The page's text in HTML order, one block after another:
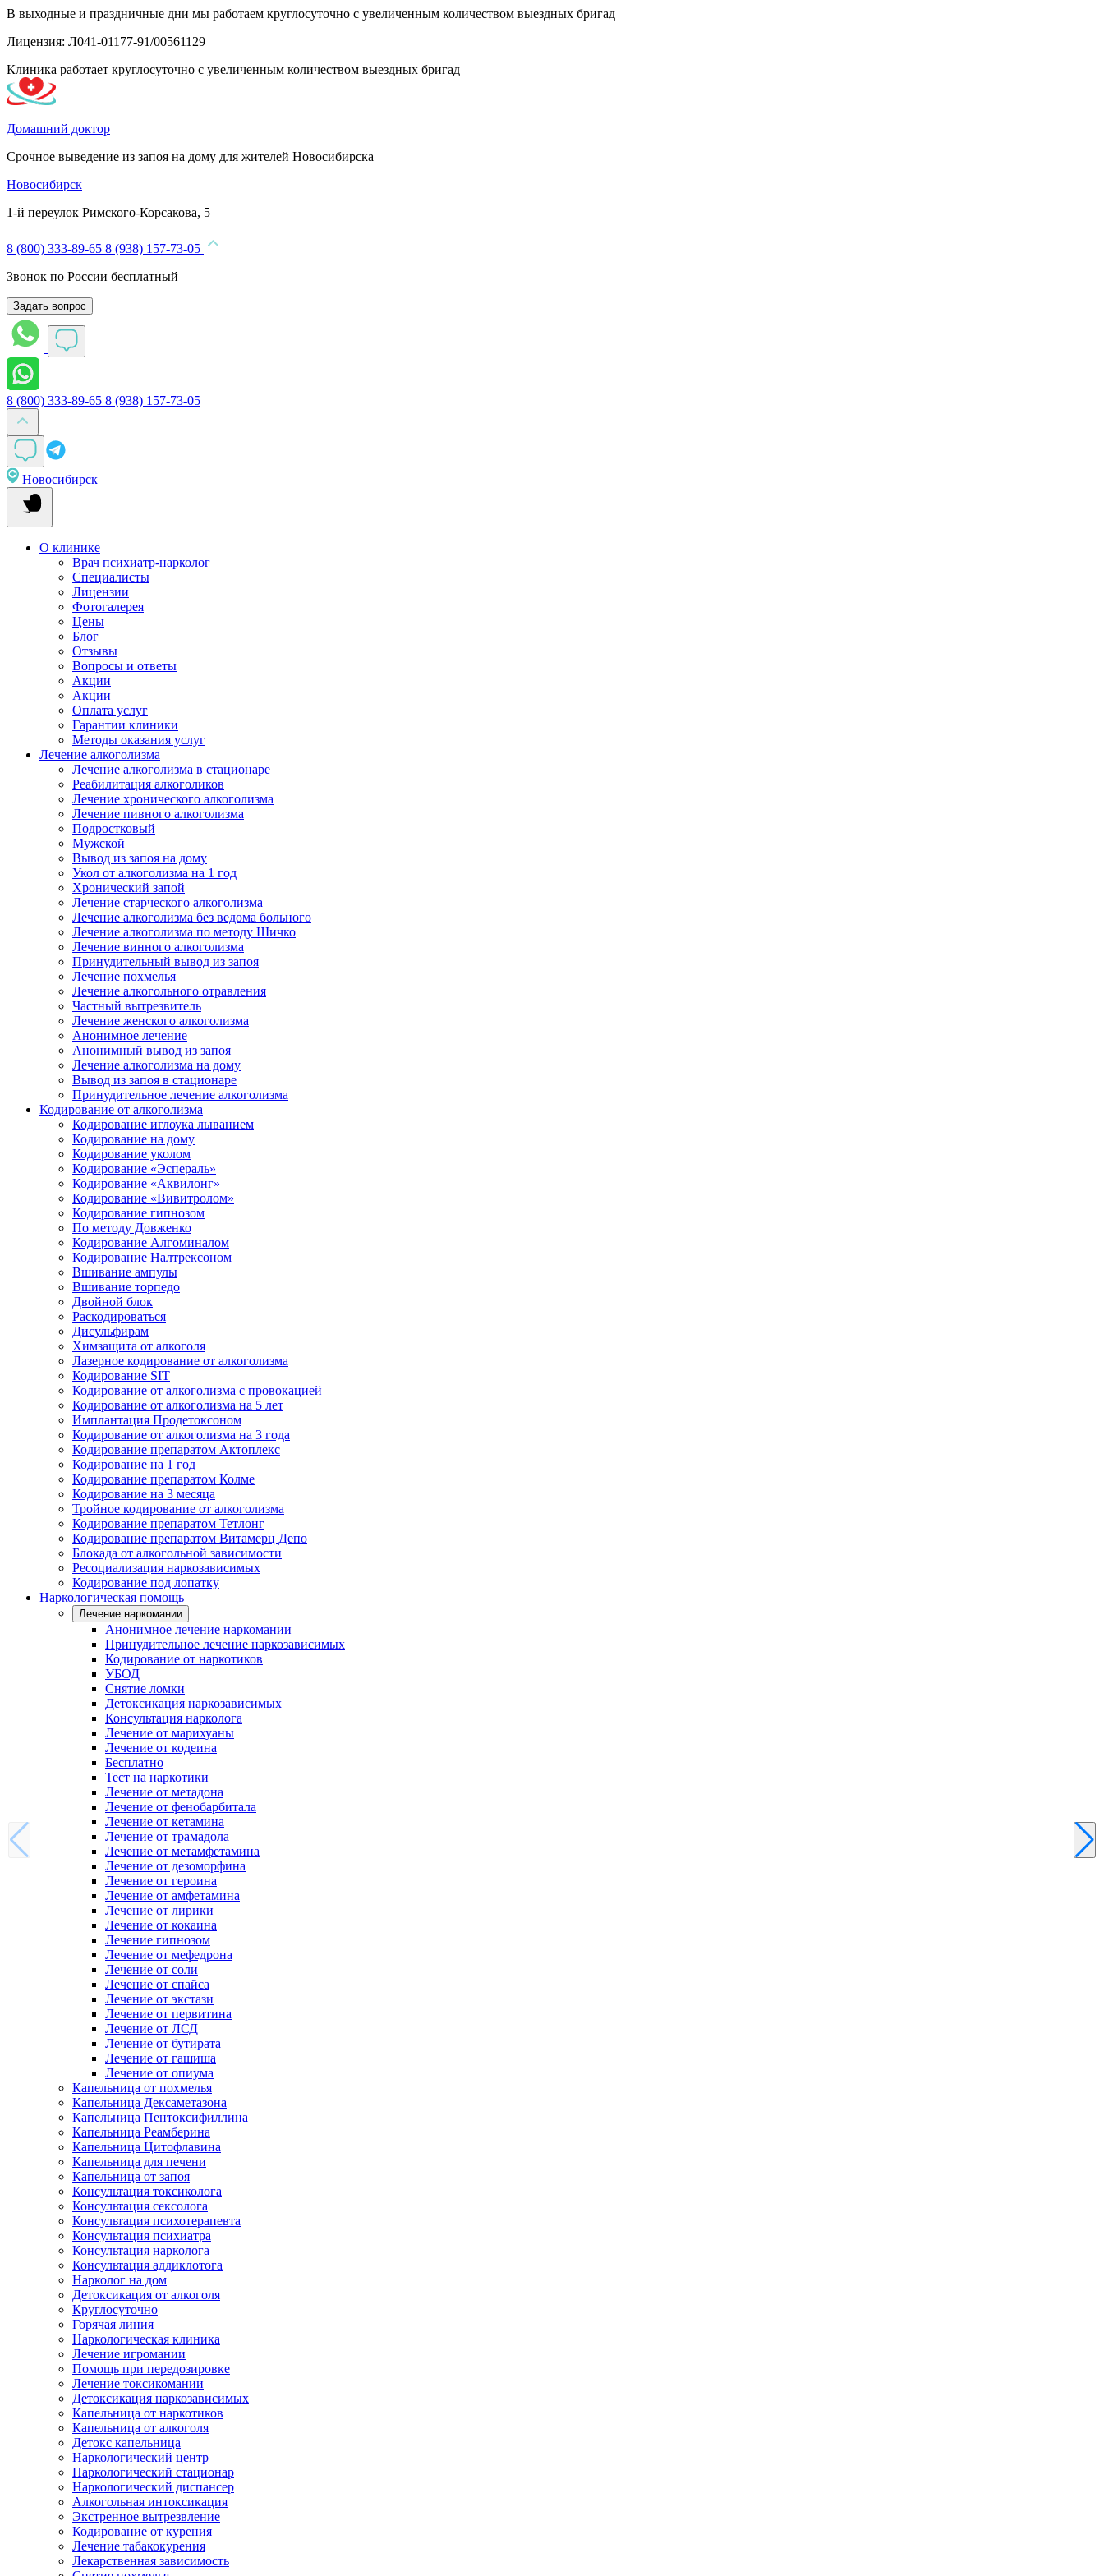
В выходные и праздничные дни мы работаем круглосуточно с увеличенным количеством выездных бригад
Лицензия: Л041-01177-91/00561129
Клиника работает круглосуточно с увеличенным количеством выездных бригад
Домашний доктор
Срочное выведение из запоя на дому для жителей Новосибирска
Новосибирск
1-й переулок Римского-Корсакова, 5
8 (800) 333-89-65 8 (938) 157-73-05
Звонок по России бесплатный
Задать вопрос
8 (800) 333-89-65 8 (938) 157-73-05
Новосибирск
О клинике
Врач психиатр-нарколог
Специалисты
Лицензии
Фотогалерея
Цены
Блог
Отзывы
Вопросы и ответы
Акции
Акции
Оплата услуг
Гарантии клиники
Методы оказания услуг
Лечение алкоголизма
Лечение алкоголизма в стационаре
Реабилитация алкоголиков
Лечение хронического алкоголизма
Лечение пивного алкоголизма
Подростковый
Мужской
Вывод из запоя на дому
Укол от алкоголизма на 1 год
Хронический запой
Лечение старческого алкоголизма
Лечение алкоголизма без ведома больного
Лечение алкоголизма по методу Шичко
Лечение винного алкоголизма
Принудительный вывод из запоя
Лечение похмелья
Лечение алкогольного отравления
Частный вытрезвитель
Лечение женского алкоголизма
Анонимное лечение
Анонимный вывод из запоя
Лечение алкоголизма на дому
Вывод из запоя в стационаре
Принудительное лечение алкоголизма
Кодирование от алкоголизма
Кодирование иглоука лыванием
Кодирование на дому
Кодирование уколом
Кодирование «Эспераль»
Кодирование «Аквилонг»
Кодирование «Вивитролом»
Кодирование гипнозом
По методу Довженко
Кодирование Алгоминалом
Кодирование Налтрексоном
Вшивание ампулы
Вшивание торпедо
Двойной блок
Раскодироваться
Дисульфирам
Химзащита от алкоголя
Лазерное кодирование от алкоголизма
Кодирование SIT
Кодирование от алкоголизма с провокацией
Кодирование от алкоголизма на 5 лет
Имплантация Продетоксоном
Кодирование от алкоголизма на 3 года
Кодирование препаратом Актоплекс
Кодирование на 1 год
Кодирование препаратом Колме
Кодирование на 3 месяца
Тройное кодирование от алкоголизма
Кодирование препаратом Тетлонг
Кодирование препаратом Витамерц Депо
Блокада от алкогольной зависимости
Ресоциализация наркозависимых
Кодирование под лопатку
Наркологическая помощь
Лечение наркомании
Анонимное лечение наркомании
Принудительное лечение наркозависимых
Кодирование от наркотиков
УБОД
Снятие ломки
Детоксикация наркозависимых
Консультация нарколога
Лечение от марихуаны
Лечение от кодеина
Бесплатно
Тест на наркотики
Лечение от метадона
Лечение от фенобарбитала
Лечение от кетамина
Лечение от трамадола
Лечение от метамфетамина
Лечение от дезоморфина
Лечение от героина
Лечение от амфетамина
Лечение от лирики
Лечение от кокаина
Лечение гипнозом
Лечение от мефедрона
Лечение от соли
Лечение от спайса
Лечение от экстази
Лечение от первитина
Лечение от ЛСД
Лечение от бутирата
Лечение от гашиша
Лечение от опиума
Капельница от похмелья
Капельница Дексаметазона
Капельница Пентоксифиллина
Капельница Реамберина
Капельница Цитофлавина
Капельница для печени
Капельница от запоя
Консультация токсиколога
Консультация сексолога
Консультация психотерапевта
Консультация психиатра
Консультация нарколога
Консультация аддиклотога
Нарколог на дом
Детоксикация от алкоголя
Круглосуточно
Горячая линия
Наркологическая клиника
Лечение игромании
Помощь при передозировке
Лечение токсикомании
Детоксикация наркозависимых
Капельница от наркотиков
Капельница от алкоголя
Детокс капельница
Наркологический центр
Наркологический стационар
Наркологический диспансер
Алкогольная интоксикация
Экстренное вытрезвление
Кодирование от курения
Лечение табакокурения
Лекарственная зависимость